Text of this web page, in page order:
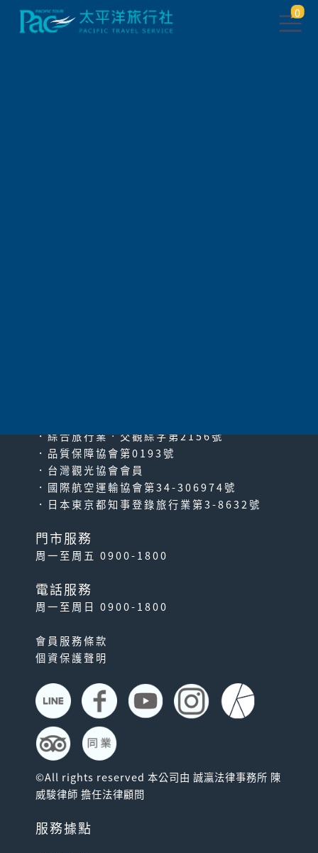
0
．綜合旅行業‧交觀綜字第2156號
．品質保障協會第0193號
．台灣觀光協會會員
．國際航空運輸協會第34-306974號
．日本東京都知事登錄旅行業第3-8632號
門市服務
周一至周五 0900-1800
電話服務
周一至周日 0900-1800
會員服務條款
個資保護聲明
©All rights reserved 本公司由 誠瀛法律事務所 陳
威駿律師 擔任法律顧問
服務據點